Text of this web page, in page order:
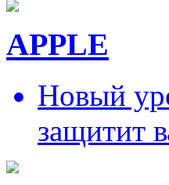
APPLE
Новый
защитит